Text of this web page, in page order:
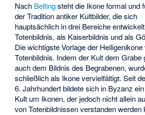
Nach Beltingsteht die Ikone formal und
der Tradition antiker Kultbilder, die sich
hauptsächlich in drei Bereiche
Totenbildnis, als Kaiserbildnis und als
Die wichtigste Vorlage der Heiligenikone
Totenbildnis. Indem der Kult dem Grabe
auch dem Bildnis des Begrabenen,
schließlich als Ikone vervielfältigt. Seit
6. Jahrhundert bildete sich in Byzanz
Kult um Ikonen, der jedoch nicht allein
von Totenbildnissen verstanden werden